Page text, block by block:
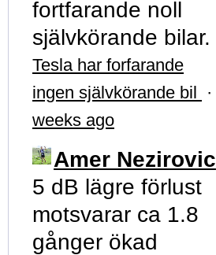
fortfarande noll
självkörande bilar.
Tesla har forfarande
ingen självkörande bil ·
weeks ago
Amer Nezirovic
5 dB lägre förlust
motsvarar ca 1.8
gånger ökad